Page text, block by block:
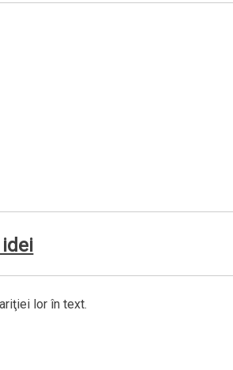
lor în text.